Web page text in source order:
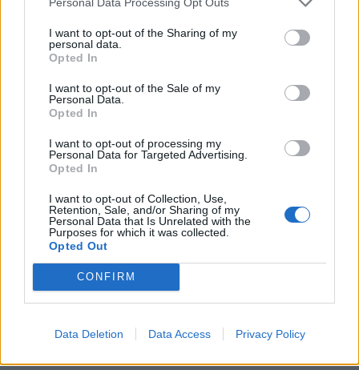
I want to opt-out of the Sharing of my
personal data.
Opted In
I want to opt-out of the Sale of my
Personal Data.
Opted In
I want to opt-out of processing my
Personal Data for Targeted Advertising.
Opted In
I want to opt-out of Collection, Use,
Retention, Sale, and/or Sharing of my
Personal Data that Is Unrelated with the
Purposes for which it was collected.
Opted Out
CONFIRM
Data Deletion Data Access Privacy Policy
Photo 7/13